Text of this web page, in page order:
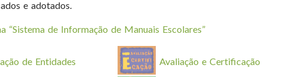
e adotados.
“Sistema de Informação de Manuais Escolares”
de Entidades Avaliação e Certificação